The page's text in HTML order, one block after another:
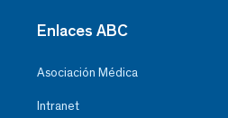
Enlaces ABC
Asociación Médica
Intranet